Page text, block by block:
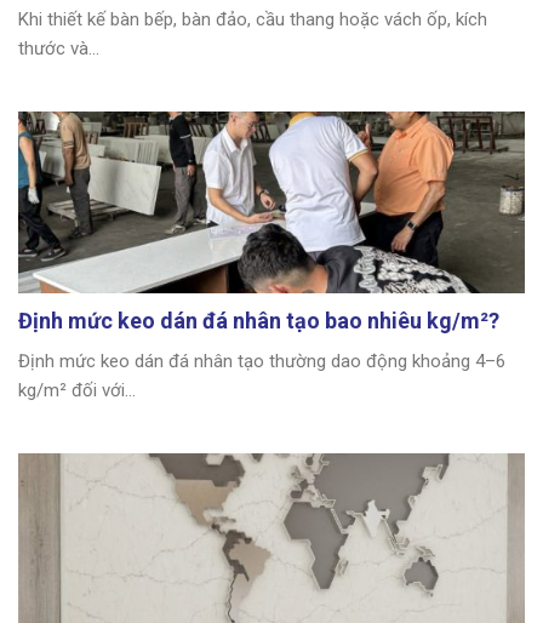
Khi thiết kế bàn bếp, bàn đảo, cầu thang hoặc vách ốp, kích
thước và...
Định mức keo dán đá nhân tạo bao nhiêu kg/m²?
Định mức keo dán đá nhân tạo thường dao động khoảng 4–6
kg/m² đối với...